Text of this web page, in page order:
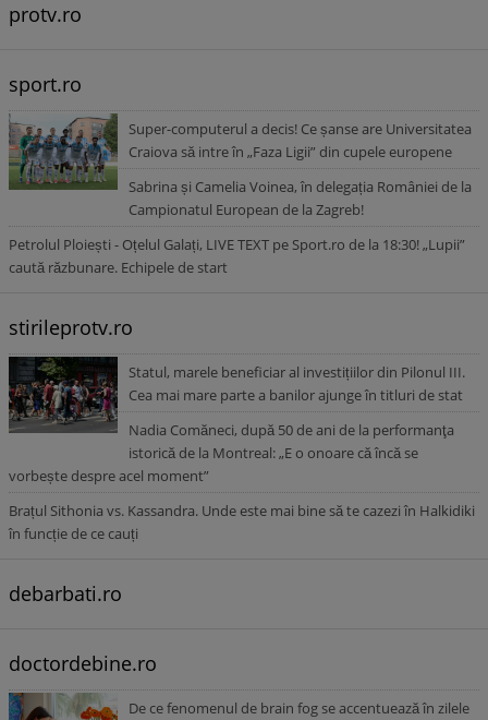
protv.ro
sport.ro
Super-computerul a decis! Ce șanse are Universitatea
Craiova să intre în „Faza Ligii” din cupele europene
Sabrina și Camelia Voinea, în delegația României de la
Campionatul European de la Zagreb!
Petrolul Ploiești - Oțelul Galați, LIVE TEXT pe Sport.ro de la 18:30! „Lupii”
caută răzbunare. Echipele de start
stirileprotv.ro
Statul, marele beneficiar al investițiilor din Pilonul III.
Cea mai mare parte a banilor ajunge în titluri de stat
Nadia Comăneci, după 50 de ani de la performanţa
istorică de la Montreal: „E o onoare că încă se
vorbește despre acel moment”
Brațul Sithonia vs. Kassandra. Unde este mai bine să te cazezi în Halkidiki
în funcție de ce cauți
debarbati.ro
doctordebine.ro
De ce fenomenul de brain fog se accentuează în zilele